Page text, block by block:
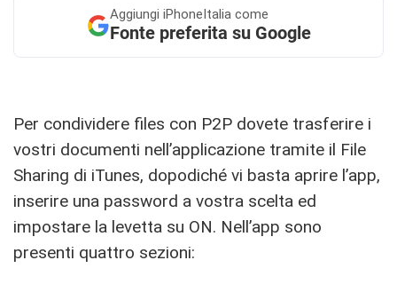
Aggiungi iPhoneItalia come
Fonte preferita su Google
Per condividere files con P2P dovete trasferire i
vostri documenti nell’applicazione tramite il File
Sharing di iTunes, dopodiché vi basta aprire l’app,
inserire una password a vostra scelta ed
impostare la levetta su ON. Nell’app sono
presenti quattro sezioni: